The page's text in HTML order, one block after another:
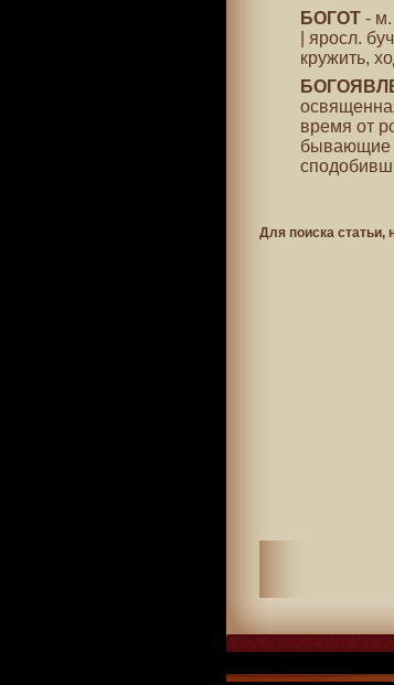
БОГОТ- м.
| яросл.
кружить,
время от
бывающие
Для поиска статьи,